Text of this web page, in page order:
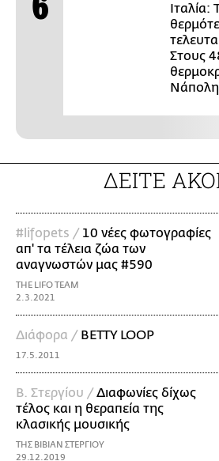
Ιταλία:
Στους
Νάπολη
ΔΕΙΤΕ
#lifopets / 10 νέες φωτογραφίες
απ' τα τέλεια ζώα των
αναγνωστών μας #590
THE LIFO TEAM
2.3.2021
Διάφορα / BETTY LOOP
17.5.2011
Β. Στεργίου /Διαφωνίες δίχως
τέλος και η θεραπεία της
κλασικής μουσικής
ΤΗΣ ΒΙΒΙΑΝ ΣΤΕΡΓΙΟΥ
29.12.2019